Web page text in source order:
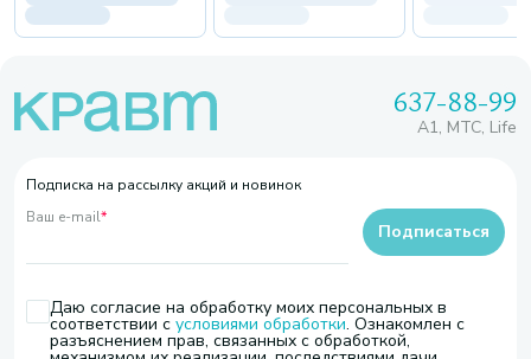
637-88-99
A1, МТС, Life
Подписка на рассылку акций и новинок
Ваш e-mail*
Даю согласие на обработку моих персональных в
соответствии с условиями обработки. Ознакомлен с
разъяснением прав, связанных с обработкой,
Подписаться